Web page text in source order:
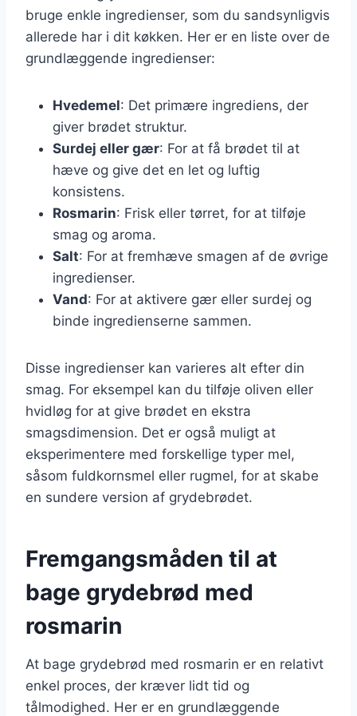
bruge enkle ingredienser, som du sandsynligvis
allerede har i dit køkken. Her er en liste over de
grundlæggende ingredienser:
Hvedemel: Det primære ingrediens, der
giver brødet struktur.
Surdej eller gær: For at få brødet til at
hæve og give det en let og luftig
konsistens.
Rosmarin: Frisk eller tørret, for at tilføje
smag og aroma.
Salt: For at fremhæve smagen af de øvrige
ingredienser.
Vand: For at aktivere gær eller surdej og
binde ingredienserne sammen.
Disse ingredienser kan varieres alt efter din
smag. For eksempel kan du tilføje oliven eller
hvidløg for at give brødet en ekstra
smagsdimension. Det er også muligt at
eksperimentere med forskellige typer mel,
såsom fuldkornsmel eller rugmel, for at skabe
en sundere version af grydebrødet.
Fremgangsmåden til at
bage grydebrød med
rosmarin
At bage grydebrød med rosmarin er en relativt
enkel proces, der kræver lidt tid og
tålmodighed. Her er en grundlæggende